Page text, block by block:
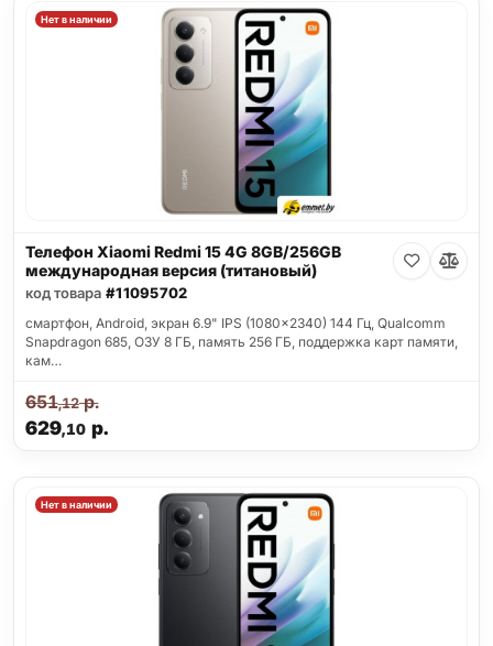
Нет в наличии
Телефон Xiaomi Redmi 15 4G 8GB/256GB
международная версия (титановый)
код товара #11095702
смартфон, Android, экран 6.9" IPS (1080x2340) 144 Гц, Qualcomm
Snapdragon 685, ОЗУ 8 ГБ, память 256 ГБ, поддержка карт памяти,
кам…
629,10р.
651,12р.
Нет в наличии